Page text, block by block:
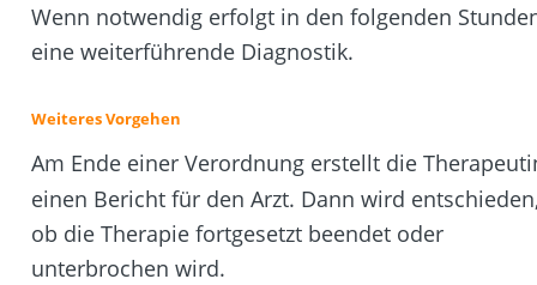
Wenn notwendig erfolgt in den folgenden
eine weiterführende Diagnostik.
Weiteres Vorgehen
Am Ende einer Verordnung erstellt die
einen Bericht für den Arzt. Dann wird
ob die Therapie fortgesetzt beendet oder
unterbrochen wird.